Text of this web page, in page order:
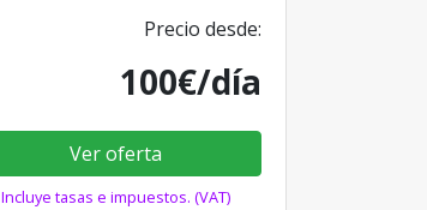
Precio desde:
100€/día
Ver oferta
Incluye tasas e impuestos. (VAT)